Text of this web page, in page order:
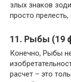
злых знаков
просто
11. Рыбы (19
Конечно, Рыбы
расчет – это